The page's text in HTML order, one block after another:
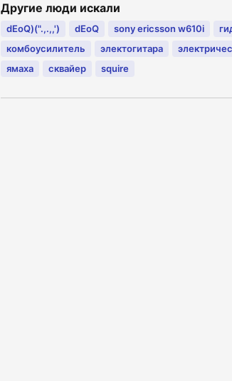
Другие люди искали
dEoQ)(".,.,,') dEoQ sony ericsson w610i
комбоусилитель
электогитара
ямаха
сквайер squire